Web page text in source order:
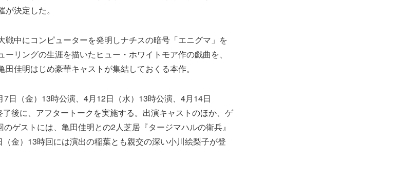
決定した。
戦中にコンピューターを発明しナチスの暗号「エニグマ」を
リングの生涯を描いたヒュー・ホワイトモア作の戯曲を、
佳明はじめ豪華キャストが集結しておくる本作。
日（金）13時公演、4月12日（水）13時公演、4月14日
了後に、アフタートークを実施する。出演キャストのほか、ゲ
ゲストには、亀田佳明との2人芝居『タージマハルの衛兵』
金）13時回には演出の稲葉とも親交の深い小川絵梨子が登